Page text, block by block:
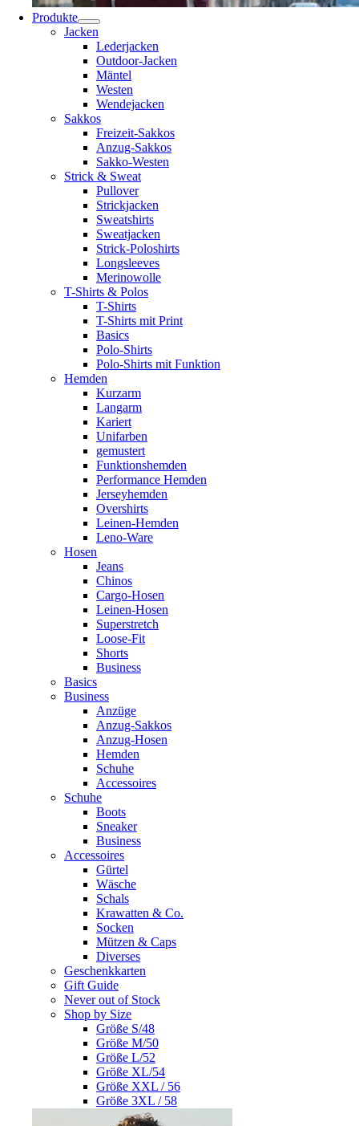
Produkte
Jacken
Lederjacken
Outdoor-Jacken
Mäntel
Westen
Wendejacken
Sakkos
Freizeit-Sakkos
Anzug-Sakkos
Sakko-Westen
Strick & Sweat
Pullover
Strickjacken
Sweatshirts
Sweatjacken
Strick-Poloshirts
Longsleeves
Merinowolle
T-Shirts & Polos
T-Shirts
T-Shirts mit Print
Basics
Polo-Shirts
Polo-Shirts mit Funktion
Hemden
Kurzarm
Langarm
Kariert
Unifarben
gemustert
Funktionshemden
Performance Hemden
Jerseyhemden
Overshirts
Leinen-Hemden
Leno-Ware
Hosen
Jeans
Chinos
Cargo-Hosen
Leinen-Hosen
Superstretch
Loose-Fit
Shorts
Business
Basics
Business
Anzüge
Anzug-Sakkos
Anzug-Hosen
Hemden
Schuhe
Accessoires
Schuhe
Boots
Sneaker
Business
Accessoires
Gürtel
Wäsche
Schals
Krawatten & Co.
Socken
Mützen & Caps
Diverses
Geschenkkarten
Gift Guide
Never out of Stock
Shop by Size
Größe S/48
Größe M/50
Größe L/52
Größe XL/54
Größe XXL / 56
Größe 3XL / 58